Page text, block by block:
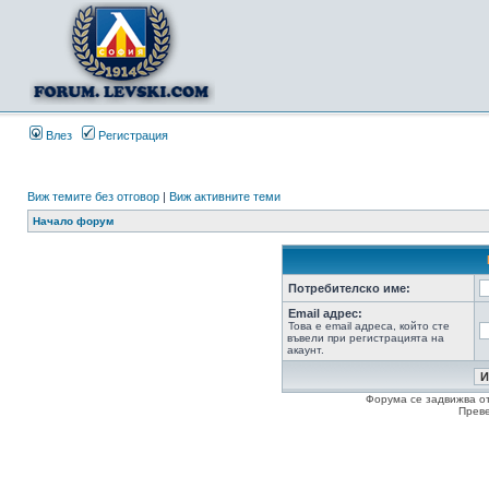
Влез Регистрация
Виж темите без отговор | Виж активните теми
Начало форум
Потребителско име:
Email адрес:
Това е email адреса, който сте
въвели при регистрацията на
акаунт.
Форума се задвижва